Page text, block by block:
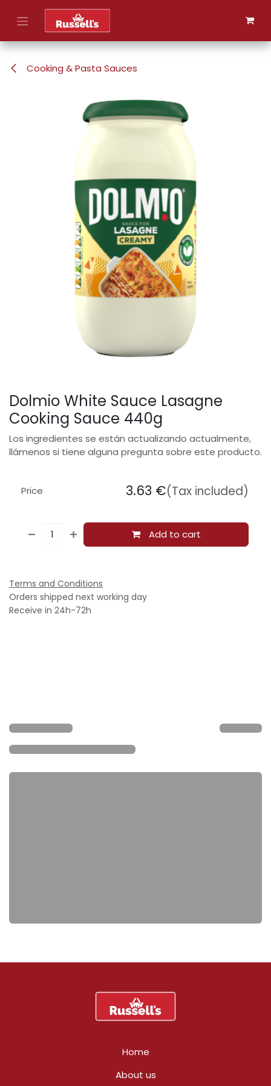
Skip to Content
Cooking & Pasta Sauces
Dolmio White Sauce Lasagne
Cooking Sauce 440g
Los ingredientes se están actualizando actualmente,
llámenos si tiene alguna pregunta sobre este producto.
Add to cart
Price 3.63 €(Tax included)
Terms and Conditions
Orders shipped next working day
Receive in 24h-72h
Home
About us